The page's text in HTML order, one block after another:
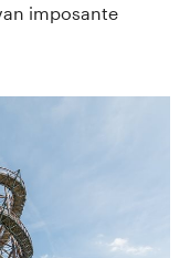
imposante